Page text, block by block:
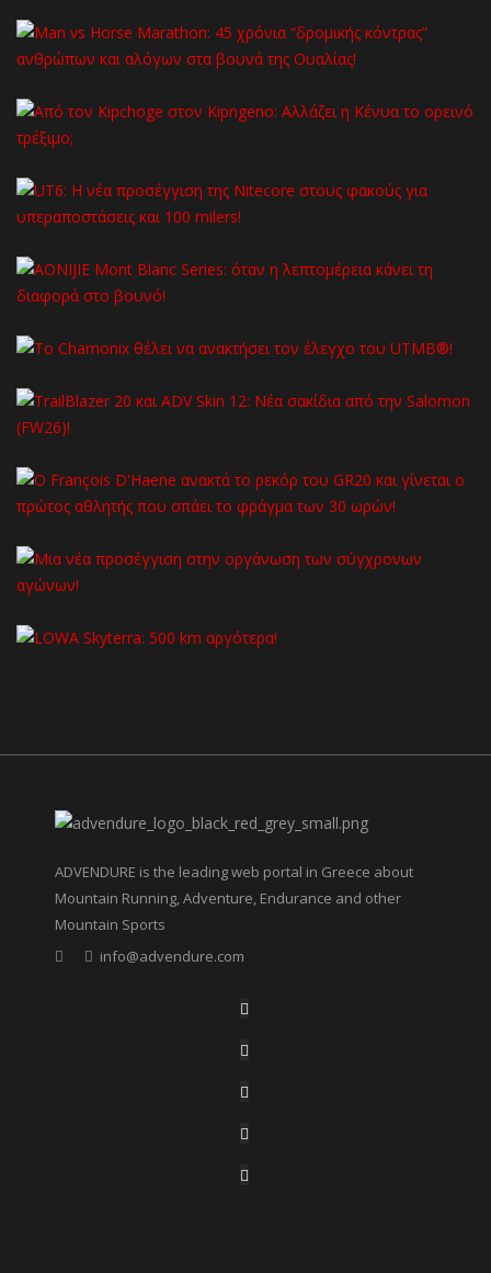
ADVENDURE is the leading web portal in Greece about
Mountain Running, Adventure, Endurance and other
Mountain Sports
info@advendure.com